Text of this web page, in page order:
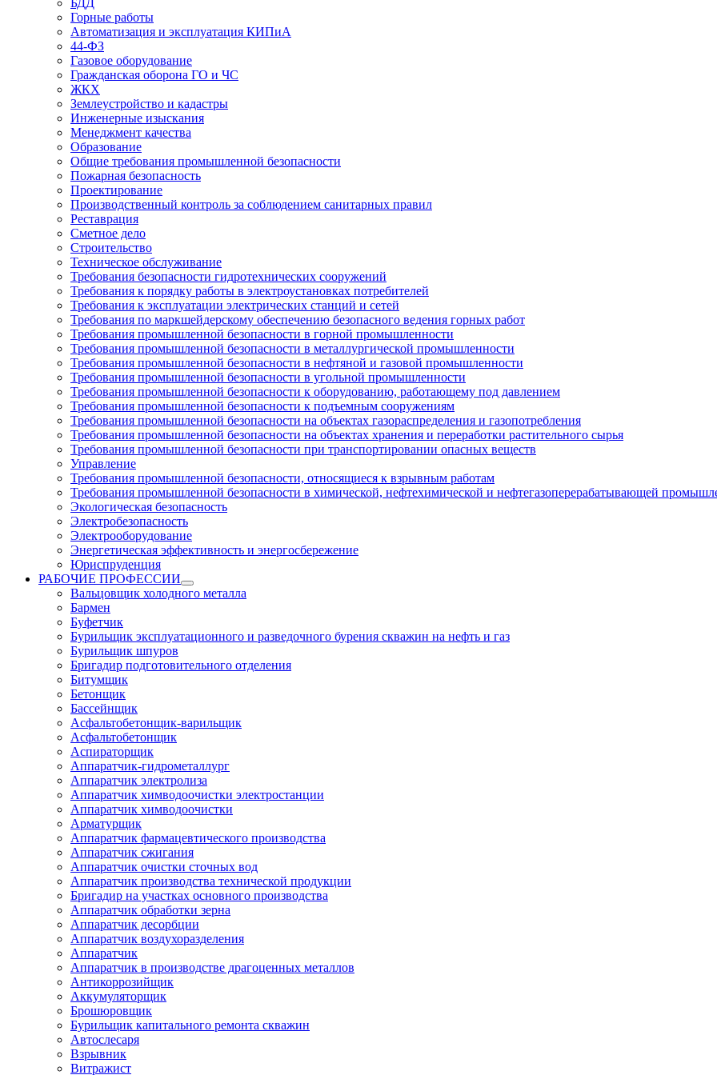
БДД
Горные работы
Автоматизация и эксплуатация КИПиА
44-ФЗ
Газовое оборудование
Гражданская оборона ГО и ЧС
ЖКХ
Землеустройство и кадастры
Инженерные изыскания
Менеджмент качества
Образование
Общие требования промышленной безопасности
Пожарная безопасность
Проектирование
Производственный контроль за соблюдением санитарных правил
Реставрация
Сметное дело
Строительство
Техническое обслуживание
Требования безопасности гидротехнических сооружений
Требования к порядку работы в электроустановках потребителей
Требования к эксплуатации электрических станций и сетей
Требования по маркшейдерскому обеспечению безопасного ведения горных работ
Требования промышленной безопасности в горной промышленности
Требования промышленной безопасности в металлургической промышленности
Требования промышленной безопасности в нефтяной и газовой промышленности
Требования промышленной безопасности в угольной промышленности
Требования промышленной безопасности к оборудованию, работающему под давлением
Требования промышленной безопасности к подъемным сооружениям
Требования промышленной безопасности на объектах газораспределения и газопотребления
Требования промышленной безопасности на объектах хранения и переработки растительного сырья
Требования промышленной безопасности при транспортировании опасных веществ
Управление
Требования промышленной безопасности, относящиеся к взрывным работам
Требования промышленной безопасности в химической, нефтехимической и нефтегазоперерабатывающей
Экологическая безопасность
Электробезопасность
Электрооборудование
Энергетическая эффективность и энергосбережение
Юриспруденция
РАБОЧИЕ ПРОФЕССИИ
Вальцовщик холодного металла
Бармен
Буфетчик
Бурильщик эксплуатационного и разведочного бурения скважин на нефть и газ
Бурильщик шпуров
Бригадир подготовительного отделения
Битумщик
Бетонщик
Бассейнщик
Асфальтобетонщик-варильщик
Асфальтобетонщик
Аспираторщик
Аппаратчик-гидрометаллург
Аппаратчик электролиза
Аппаратчик химводоочистки электростанции
Аппаратчик химводоочистки
Арматурщик
Аппаратчик фармацевтического производства
Аппаратчик сжигания
Аппаратчик очистки сточных вод
Аппаратчик производства технической продукции
Бригадир на участках основного производства
Аппаратчик обработки зерна
Аппаратчик десорбции
Аппаратчик воздухоразделения
Аппаратчик
Аппаратчик в производстве драгоценных металлов
Антикоррозийщик
Аккумуляторщик
Брошюровщик
Бурильщик капитального ремонта скважин
Автослесаря
Взрывник
Витражист